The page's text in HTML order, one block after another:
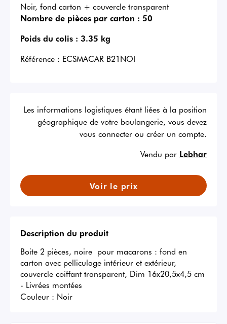
Noir, fond carton + couvercle transparent
Nombre de pièces par carton : 50
Poids du colis : 3.35 kg
Référence : ECSMACAR B21NOI
Les informations logistiques étant liées à la position
géographique de votre boulangerie, vous devez
vous connecter ou créer un compte.
Vendu par Lebhar
Voir le prix
Description du produit
Boite 2 pièces, noire  pour macarons : fond en
carton avec pelliculage intérieur et extérieur,
couvercle coiffant transparent, Dim 16x20,5x4,5 cm
- Livrées montées
Couleur : Noir